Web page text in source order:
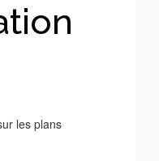
les plans